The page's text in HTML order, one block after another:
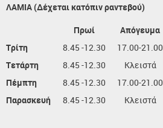
ΛΑΜΙΑ (Δέχεται κατόπιν ραντεβού)
Πρωί
Απόγευμα
Τρίτη
8.45 -12.30
17.00-21.00
Τετάρτη
8.45 -12.30
Κλειστά
Πέμπτη
8.45 -12.30
17.00-21.00
Παρασκευή
8.45 -12.30 Κλειστά